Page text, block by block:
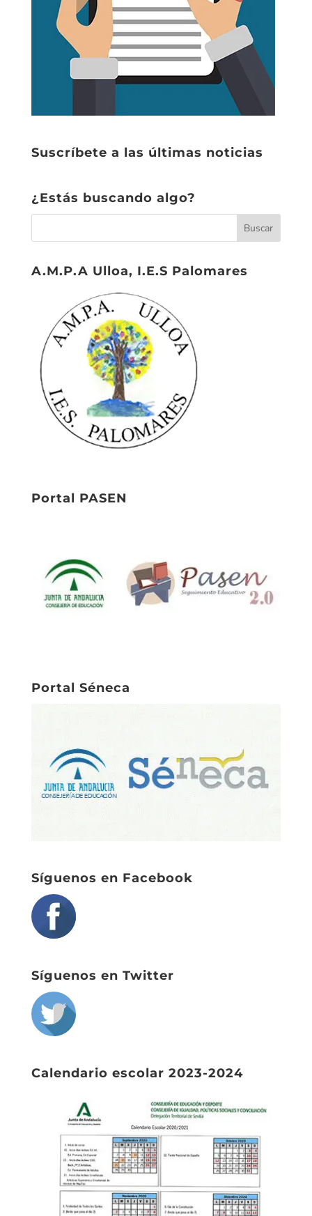
Suscríbete a las últimas noticias
¿Estás buscando algo?
A.M.P.A Ulloa, I.E.S Palomares
Portal PASEN
Portal Séneca
Síguenos en Facebook
Síguenos en Twitter
Calendario escolar 2023-2024